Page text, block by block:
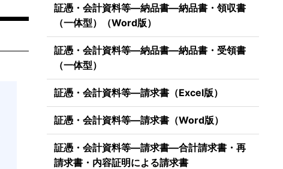
証憑・会計資料等―納品書―納品書・領収書
（一体型）（Word版）
証憑・会計資料等―納品書―納品書・受領書
（一体型）
証憑・会計資料等―請求書（Excel版）
証憑・会計資料等―請求書（Word版）
証憑・会計資料等―請求書―合計請求書・再
請求書・内容証明による請求書